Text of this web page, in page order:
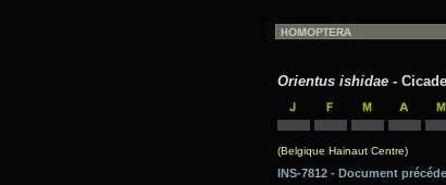
Orientus ishidae -
(Belgique Hainaut Centre)
INS-7812 - Document